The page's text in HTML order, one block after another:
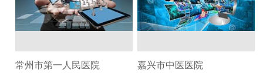
常州市第一人民医院 嘉兴市中医医院